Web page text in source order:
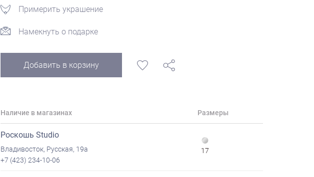
Примерить украшение
Намекнуть о подарке
Добавить в корзину
Наличие в магазинах Размеры
Роскошь Studio
Владивосток, Русская, 19а
+7 (423) 234-10-06
17